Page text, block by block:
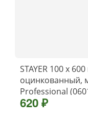
STAYER 100 x
оцинкованный,
Professional
620 ₽